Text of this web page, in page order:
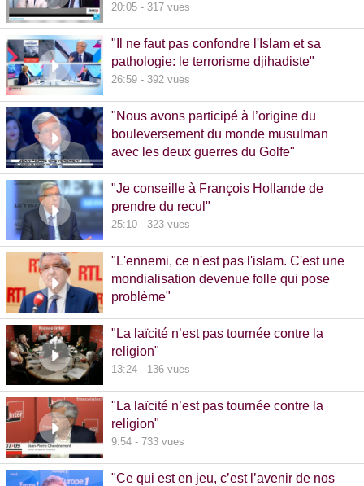
20:05 - 317 vues
"Il ne faut pas confondre l'Islam et sa
pathologie: le terrorisme djihadiste"
26:59 - 392 vues
"Nous avons participé à l’origine du
bouleversement du monde musulman
avec les deux guerres du Golfe"
"Je conseille à François Hollande de
prendre du recul"
25:10 - 323 vues
"L'ennemi, ce n'est pas l'islam. C'est une
mondialisation devenue folle qui pose
problème"
"La laïcité n’est pas tournée contre la
religion"
13:24 - 136 vues
"La laïcité n’est pas tournée contre la
religion"
9:54 - 733 vues
"Ce qui est en jeu, c’est l’avenir de nos